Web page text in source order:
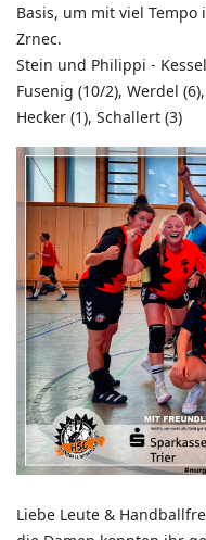
Basis, um mit viel
Zrnec.
Stein und Philippi -
Fusenig (10/2), Werdel
Hecker (1), Schallert (3)
Liebe Leute &